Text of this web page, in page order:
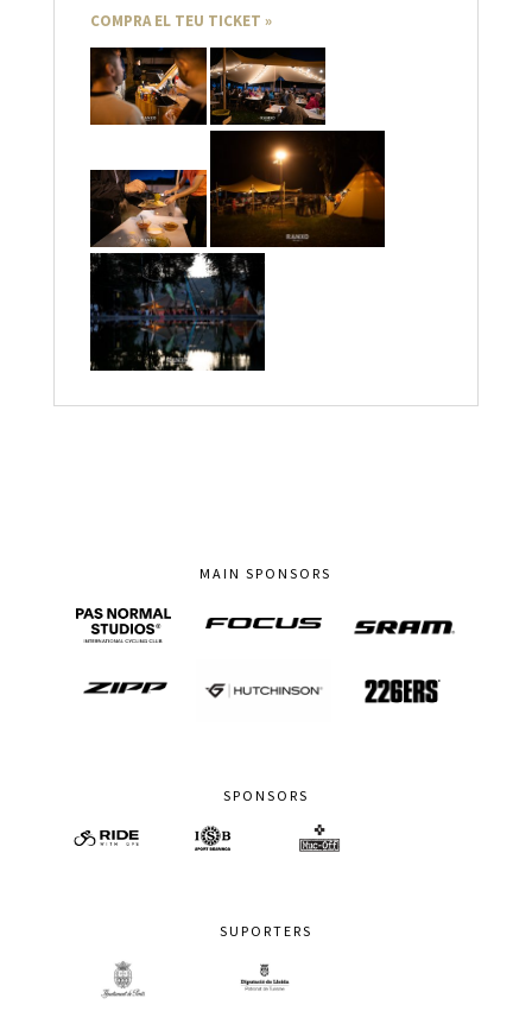
COMPRA EL TEU TICKET »
MAIN SPONSORS
SPONSORS
SUPORTERS